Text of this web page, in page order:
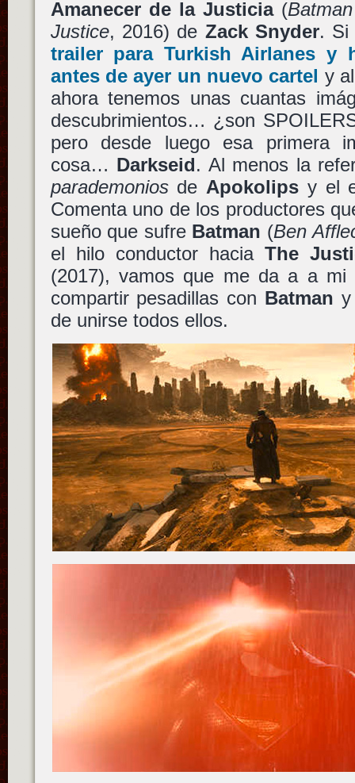
Amanecer de la Justicia(
Justice, 2016) de Zack Snyder.
trailer para Turkish Airlanes y
antes de ayer un nuevo cartel y
ahora tenemos unas cuantas
descubrimientos… ¿son
pero desde luego esa primera
cosa… Darkseid. Al menos la
parademoniosde Apokolips y el
Comenta uno de los productores
sueño que sufre Batman (Ben
el hilo conductor haciaThe
(2017), vamos que me da a a
compartir pesadillas con Batman
de unirse todos ellos.